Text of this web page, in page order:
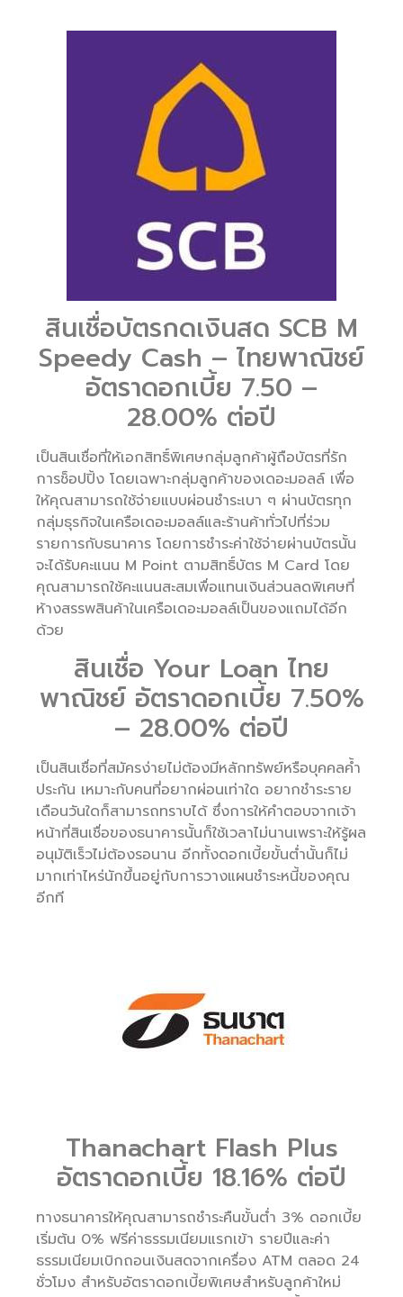
สินเชื่อบัตรกดเงินสด SCB M
Speedy Cash – ไทยพาณิชย์
อัตราดอกเบี้ย 7.50 –
28.00% ต่อปี
เป็นสินเชื่อที่ให้เอกสิทธิ์พิเศษกลุ่มลูกค้าผู้ถือบัตรที่รัก
การช็อปปิ้ง โดยเฉพาะกลุ่มลูกค้าของเดอะมอลล์ เพื่อ
ให้คุณสามารถใช้จ่ายแบบผ่อนชำระเบา ๆ ผ่านบัตรทุก
กลุ่มธุรกิจในเครือเดอะมอลล์และร้านค้าทั่วไปที่ร่วม
รายการกับธนาคาร โดยการชำระค่าใช้จ่ายผ่านบัตรนั้น
จะได้รับคะแนน M Point ตามสิทธิ์บัตร M Card โดย
คุณสามารถใช้คะแนนสะสมเพื่อแทนเงินส่วนลดพิเศษที่
ห้างสรรพสินค้าในเครือเดอะมอลล์เป็นของแถมได้อีก
ด้วย
สินเชื่อ Your Loan ไทย
พาณิชย์ อัตราดอกเบี้ย 7.50%
– 28.00% ต่อปี
เป็นสินเชื่อที่สมัครง่ายไม่ต้องมีหลักทรัพย์หรือบุคคลค้ำ
ประกัน เหมาะกับคนที่อยากผ่อนเท่าใด อยากชำระราย
เดือนวันใดก็สามารถทราบได้ ซึ่งการให้คำตอบจากเจ้า
หน้าที่สินเชื่อของธนาคารนั้นก็ใช้เวลาไม่นานเพราะให้รู้ผล
อนุมัติเร็วไม่ต้องรอนาน อีกทั้งดอกเบี้ยขั้นต่ำนั้นก็ไม่
มากเท่าไหร่นักขึ้นอยู่กับการวางแผนชำระหนี้ของคุณ
อีกที
Thanachart Flash Plus
อัตราดอกเบี้ย 18.16% ต่อปี
ทางธนาคารให้คุณสามารถชำระคืนขั้นต่ำ 3% ดอกเบี้ย
เริ่มต้น 0% ฟรีค่าธรรมเนียมแรกเข้า รายปีและค่า
ธรรมเนียมเบิกถอนเงินสดจากเครื่อง ATM ตลอด 24
ชั่วโมง สำหรับอัตราดอกเบี้ยพิเศษสำหรับลูกค้าใหม่